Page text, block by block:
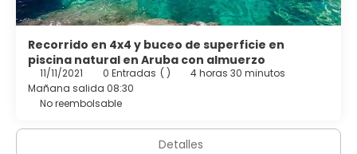
Recorrido en 4x4 y buceo de superficie en
piscina natural en Aruba con almuerzo
11/11/2021 0 Entradas ( )
4 horas 30 minutos
Mañana salida 08:30
No reembolsable
Detalles